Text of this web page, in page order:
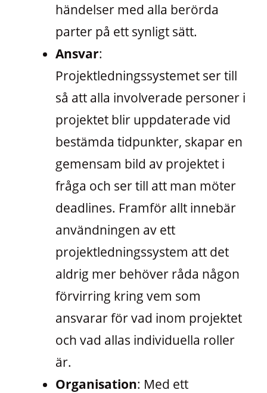
händelser med alla berörda
parter på ett synligt sätt.
Ansvar:
Projektledningssystemet ser till
så att alla involverade personer i
projektet blir uppdaterade vid
bestämda tidpunkter, skapar en
gemensam bild av projektet i
fråga och ser till att man möter
deadlines. Framför allt innebär
användningen av ett
projektledningssystem att det
aldrig mer behöver råda någon
förvirring kring vem som
ansvarar för vad inom projektet
och vad allas individuella roller
är.
Organisation: Med ett